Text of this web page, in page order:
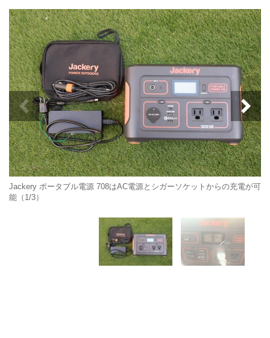
Jackery ポータブル電源 708はAC電源とシガーソケットからの充電が可
能（1/3）